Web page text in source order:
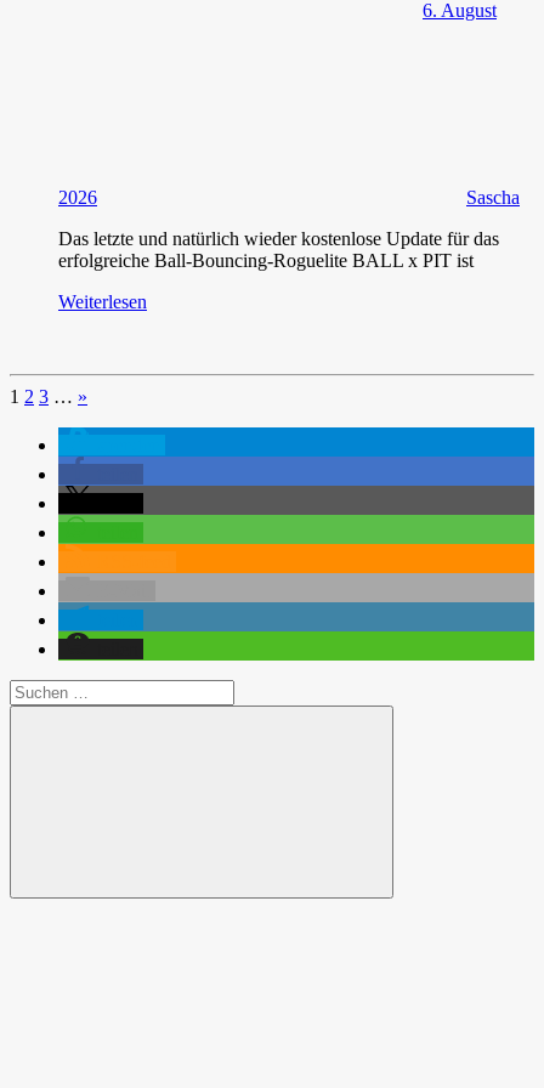
6. August
2026
Sascha
Das letzte und natürlich wieder kostenlose Update für das
erfolgreiche Ball-Bouncing-Roguelite BALL x PIT ist
Weiterlesen
1 2 3 … Nächste
»
Suchen
nach:
Suchen